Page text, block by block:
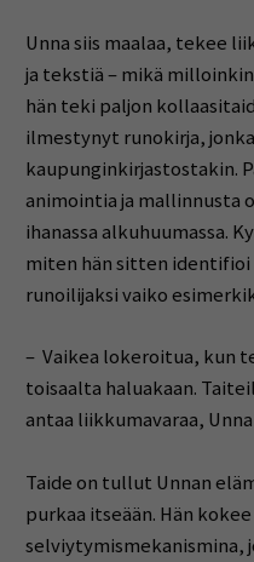
Unna siis maalaa, tekee
ja tekstiä – mikä
hän teki paljon
ilmestynyt runokirja,
kaupunginkirjastostakin.
animointia ja mallinnusta
ihanassa alkuhuumassa.
miten hän sitten identifioi
runoilijaksi vaiko
– Vaikea lokeroitua, kun
toisaalta haluakaan.
antaa liikkumavaraa,
Taide on tullut Unnan
purkaa itseään. Hän
selviytymismekanismina,